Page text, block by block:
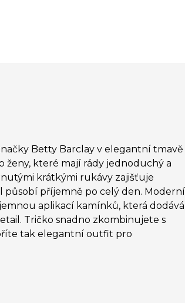
Betty Barclay v elegantní tmavě
ženy, které mají rády jednoduchý a
krátkými rukávy zajišťuje
příjemně po celý den. Moderní
aplikací kamínků, která dodává
Tričko snadno zkombinujete s
tak elegantní outfit pro